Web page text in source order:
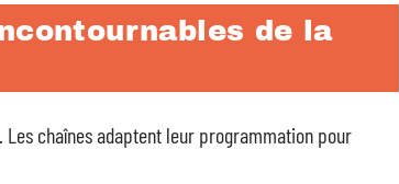
de la
Les chaînes adaptent leur programmation pour